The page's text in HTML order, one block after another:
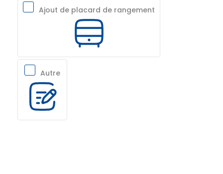
Ajout de placard de rangement
Autre